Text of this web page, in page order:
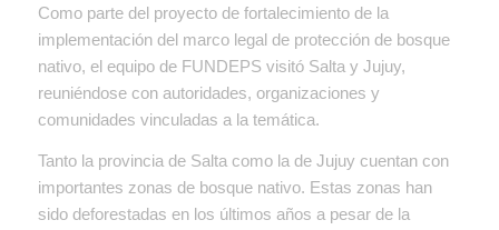
Como parte del proyecto de fortalecimiento de la
implementación del marco legal de protección de bosque
nativo, el equipo de FUNDEPS visitó Salta y Jujuy,
reuniéndose con autoridades, organizaciones y
comunidades vinculadas a la temática.
Tanto la provincia de Salta como la de Jujuy cuentan con
importantes zonas de bosque nativo. Estas zonas han
sido deforestadas en los últimos años a pesar de la